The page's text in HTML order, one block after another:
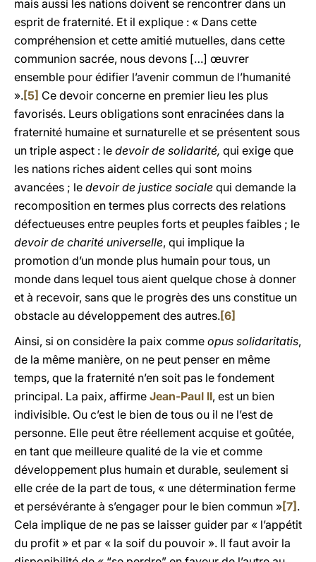
mais aussi les nations doivent se rencontrer dans un
esprit de fraternité. Et il explique : « Dans cette
compréhension et cette amitié mutuelles, dans cette
communion sacrée, nous devons […] œuvrer
ensemble pour édifier l’avenir commun de l’humanité
».[5] Ce devoir concerne en premier lieu les plus
favorisés. Leurs obligations sont enracinées dans la
fraternité humaine et surnaturelle et se présentent sous
un triple aspect : le devoir de solidarité, qui exige que
les nations riches aident celles qui sont moins
avancées ; le devoir de justice sociale qui demande la
recomposition en termes plus corrects des relations
défectueuses entre peuples forts et peuples faibles ; le
devoir de charité universelle, qui implique la
promotion d’un monde plus humain pour tous, un
monde dans lequel tous aient quelque chose à donner
et à recevoir, sans que le progrès des uns constitue un
obstacle au développement des autres.[6]
Ainsi, si on considère la paix comme opus solidaritatis,
de la même manière, on ne peut penser en même
temps, que la fraternité n’en soit pas le fondement
principal. La paix, affirme Jean-Paul II, est un bien
indivisible. Ou c’est le bien de tous ou il ne l’est de
personne. Elle peut être réellement acquise et goûtée,
en tant que meilleure qualité de la vie et comme
développement plus humain et durable, seulement si
elle crée de la part de tous, « une détermination ferme
et persévérante à s’engager pour le bien commun »[7] .
Cela implique de ne pas se laisser guider par « l’appétit
du profit » et par « la soif du pouvoir ». Il faut avoir la